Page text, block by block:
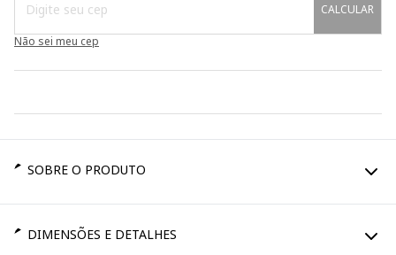
CALCULAR
Não sei meu cep
SOBRE O PRODUTO
DIMENSÕES E DETALHES